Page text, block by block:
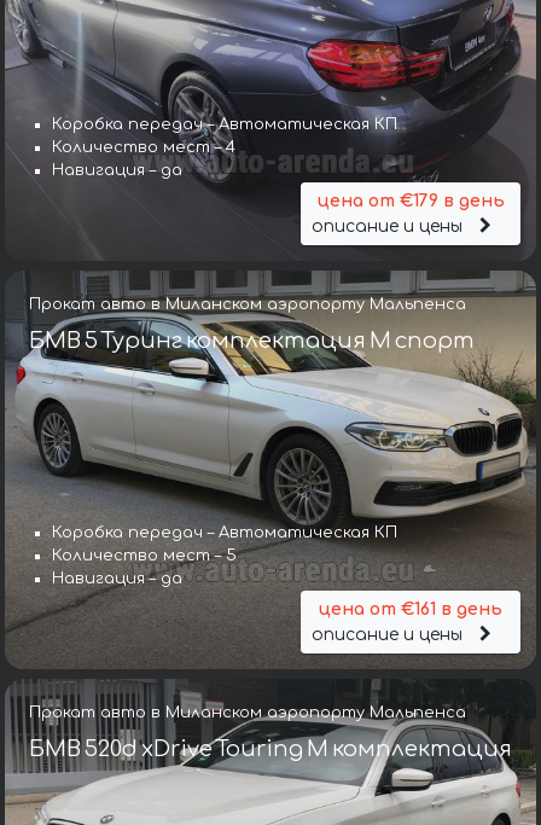
Коробка передач – Автоматическая КП
Количество мест – 4
Навигация – да
цена от €179 в день
описание и цены
Прокат авто в Миланском аэропорту Мальпенса
БМВ 5 Туринг комплектация М спорт
Коробка передач – Автоматическая КП
Количество мест – 5
Навигация – да
цена от €161 в день
описание и цены
Прокат авто в Миланском аэропорту Мальпенса
БМВ 520d xDrive Touring M комплектация